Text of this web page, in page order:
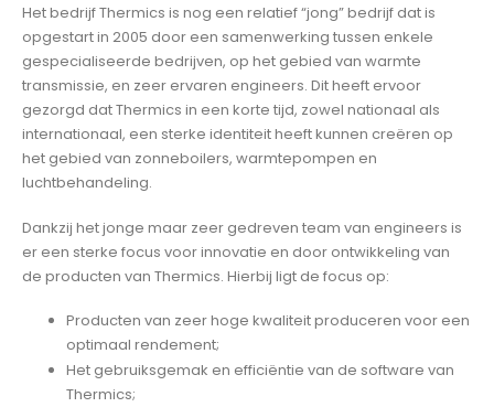
Het bedrijf Thermics is nog een relatief “jong” bedrijf dat is
opgestart in 2005 door een samenwerking tussen enkele
gespecialiseerde bedrijven, op het gebied van warmte
transmissie, en zeer ervaren engineers. Dit heeft ervoor
gezorgd dat Thermics in een korte tijd, zowel nationaal als
internationaal, een sterke identiteit heeft kunnen creëren op
het gebied van zonneboilers, warmtepompen en
luchtbehandeling.
Dankzij het jonge maar zeer gedreven team van engineers is
er een sterke focus voor innovatie en door ontwikkeling van
de producten van Thermics. Hierbij ligt de focus op:
Producten van zeer hoge kwaliteit produceren voor een
optimaal rendement;
Het gebruiksgemak en efficiëntie van de software van
Thermics;